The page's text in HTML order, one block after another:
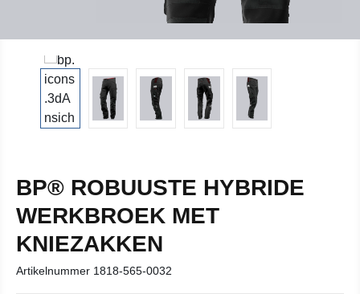
BP® ROBUUSTE HYBRIDE
WERKBROEK MET
KNIEZAKKEN
Artikelnummer 1818-565-0032